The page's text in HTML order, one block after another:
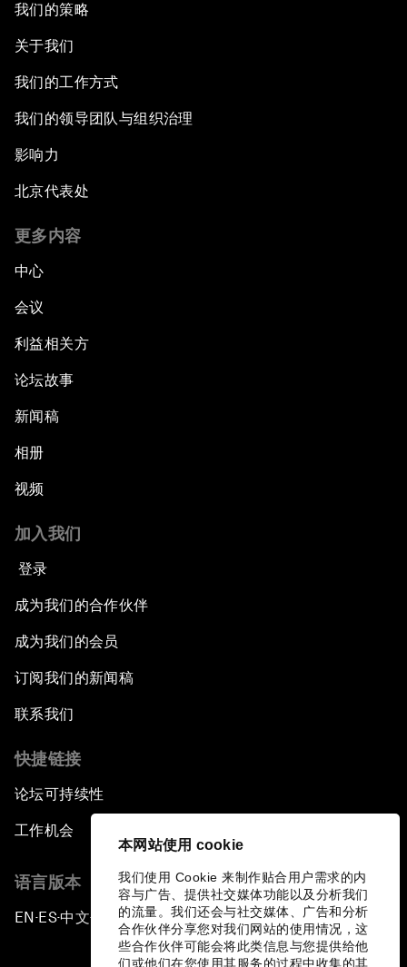
本网站使用 cookie
我们使用 Cookie 来制作贴合用户需求的内
容与广告、提供社交媒体功能以及分析我们
的流量。我们还会与社交媒体、广告和分析
合作伙伴分享您对我们网站的使用情况，这
些合作伙伴可能会将此类信息与您提供给他
们或他们在您使用其服务的过程中收集的其
我们的策略
关于我们
我们的工作方式
我们的领导团队与组织治理
影响力
北京代表处
更多内容
中心
会议
利益相关方
论坛故事
新闻稿
相册
视频
加入我们
登录
成为我们的合作伙伴
成为我们的会员
订阅我们的新闻稿
联系我们
快捷链接
论坛可持续性
工作机会
语言版本
EN ▪ ES▪中文▪ 日本語